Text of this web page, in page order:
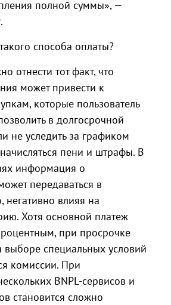
полной суммы», —
способа оплаты?
отнести тот факт, что
может привести к
которые пользователь
в долгосрочной
не уследить за графиком
пени и штрафы. В
информация о
передаваться в
влияя на
Хотя основной платеж
при просрочке
выборе специальных условий
комиссии. При
BNPL-сервисов и
становится сложно